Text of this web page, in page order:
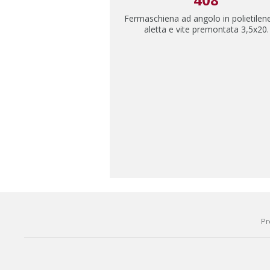
Fermaschiena ad angolo in
aletta e vite premontata 3,5x20.